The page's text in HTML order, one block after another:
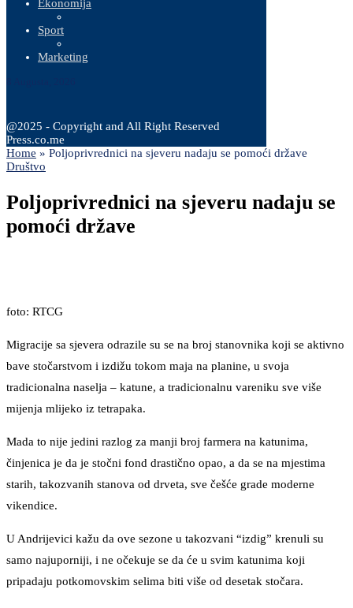
Ekonomija
Sport
Marketing
@2025 - Copyright and All Right Reserved
Press.co.me
Home » Poljoprivrednici na sjeveru nadaju se pomoći države
Društvo
Poljoprivrednici na sjeveru nadaju se
pomoći države
foto: RTCG
Migracije sa sjevera odrazile su se na broj stanovnika koji se aktivno
bave stočarstvom i izdižu tokom maja na planine, u svoja
tradicionalna naselja – katune, a tradicionalnu vareniku sve više
mijenja mlijeko iz tetrapaka.
Mada to nije jedini razlog za manji broj farmera na katunima,
činjenica je da je stočni fond drastično opao, a da se na mjestima
starih, takozvanih stanova od drveta, sve češće grade moderne
vikendice.
U Andrijevici kažu da ove sezone u takozvani “izdig” krenuli su
samo najuporniji, i ne očekuje se da će u svim katunima koji
pripadaju potkomovskim selima biti više od desetak stočara.